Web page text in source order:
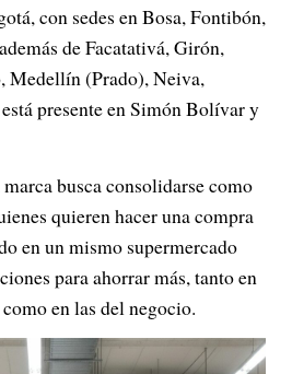
con sedes en Bosa, Fontibón,
de Facatativá, Girón,
Medellín (Prado), Neiva,
presente en Simón Bolívar y
busca consolidarse como
quieren hacer una compra
en un mismo supermercado
para ahorrar más, tanto en
en las del negocio.